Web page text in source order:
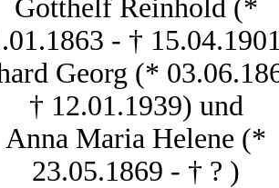
Gotthelf Reinhold (*
- †
Georg (*
† 12.01.1939) und
Anna Maria Helene (*
23.05.1869 - † ? )